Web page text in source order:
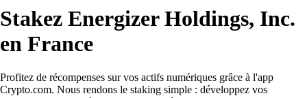
Stakez Energizer Holdings, Inc.
en France
Profitez de récompenses sur vos actifs numériques grâce à l'app
Crypto.com. Nous rendons le staking simple : développez vos